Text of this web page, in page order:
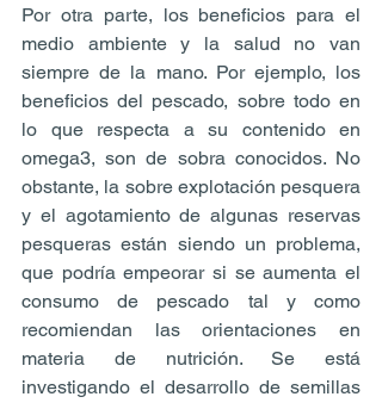
Por otra parte, los beneficios para el
medio ambiente y la salud no van
siempre de la mano. Por ejemplo, los
beneficios del pescado, sobre todo en
lo que respecta a su contenido en
omega3, son de sobra conocidos. No
obstante, la sobre explotación pesquera
y el agotamiento de algunas reservas
pesqueras están siendo un problema,
que podría empeorar si se aumenta el
consumo de pescado tal y como
recomiendan las orientaciones en
materia de nutrición. Se está
investigando el desarrollo de semillas